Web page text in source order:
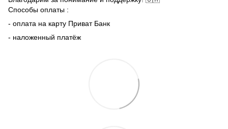
Способы оплаты :
- оплата на карту Приват Банк
- наложенный платёж